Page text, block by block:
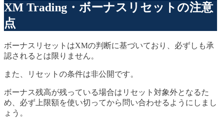
XM Trading・ボーナスリセットの注意
点
ボーナスリセットはXMの判断に基づいており、必ずしも承
認されるとは限りません。
また、リセットの条件は非公開です。
ボーナス残高が残っている場合はリセット対象外となるた
め、必ず上限額を使い切ってから問い合わせるようにしまし
ょう。